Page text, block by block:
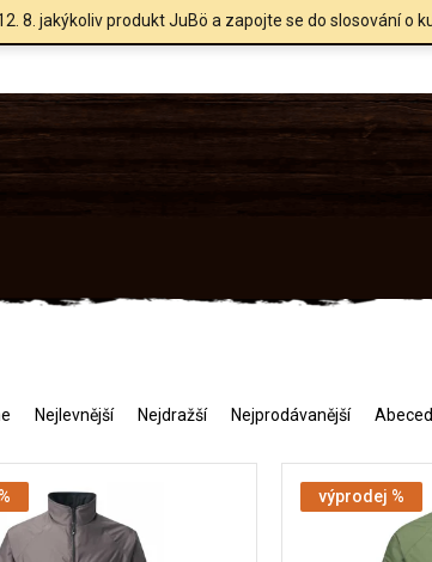
8. jakýkoliv produkt JuBö a zapojte se do slosování o
Nejlevnější Nejdražší Nejprodávanější
výprodej %